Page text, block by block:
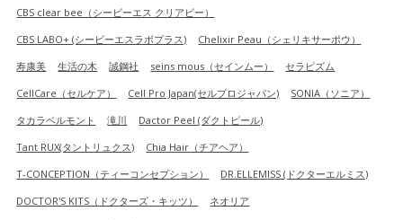
CBS clear bee（シービーエス クリアビー）
CBS LABO+ (シービーエスラボプラス)
Chelixir Peau（シェリキサーポウ）
寿康美
生活の木 誠鋼社 seins mous（セインムー）
セラピズム
CellCare（セルケア）
Cell Pro Japan(セルプロジャパン)
SONIA（ソニア）
タカラベルモント
滝川
Dactor Peel (ダクトピール)
Tant RUX(タントリュクス)
Chia Hair（チアヘア）
T-CONCEPTION（ティーコンセプション）
DR.ELLEMISS (ドクターエルミス)
DOCTOR'S KITS（ドクターズ・キッツ）
ネオリア